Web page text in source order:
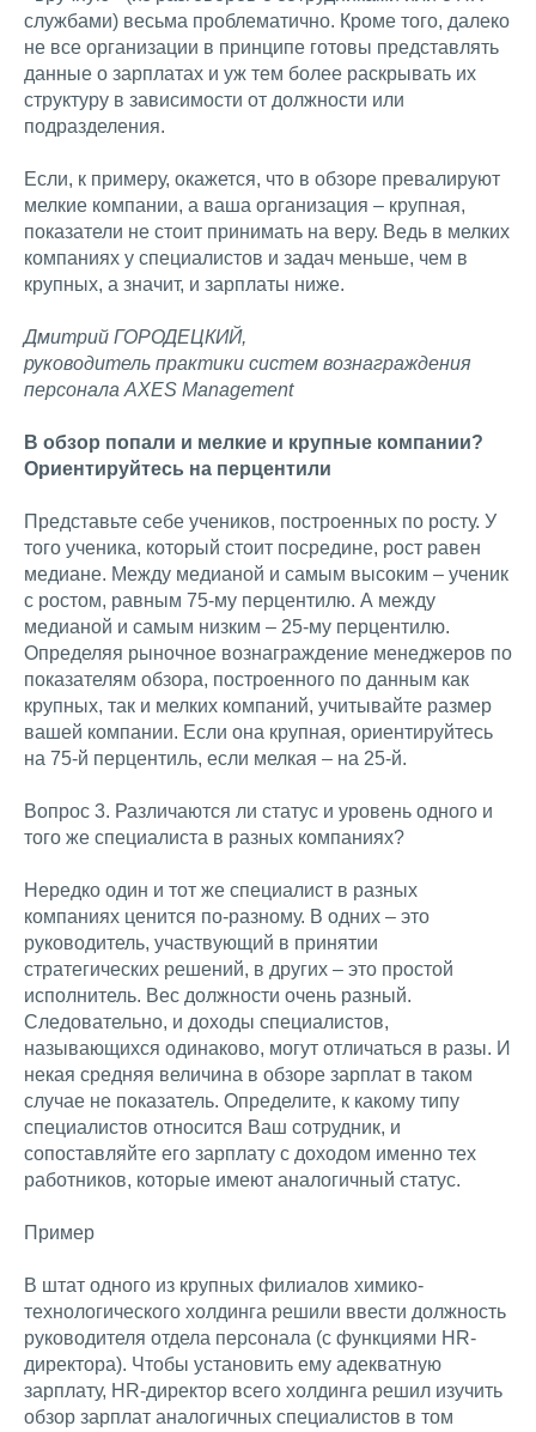
службами) весьма проблематично. Кроме того, далеко
не все организации в принципе готовы представлять
данные о зарплатах и уж тем более раскрывать их
структуру в зависимости от должности или
подразделения.
Если, к примеру, окажется, что в обзоре превалируют
мелкие компании, а ваша организация – крупная,
показатели не стоит принимать на веру. Ведь в мелких
компаниях у специалистов и задач меньше, чем в
крупных, а значит, и зарплаты ниже.
Дмитрий ГОРОДЕЦКИЙ,
руководитель практики систем вознаграждения
персонала AXES Management
В обзор попали и мелкие и крупные компании?
Ориентируйтесь на перцентили
Представьте себе учеников, построенных по росту. У
того ученика, который стоит посредине, рост равен
медиане. Между медианой и самым высоким – ученик
с ростом, равным 75-му перцентилю. А между
медианой и самым низким – 25-му перцентилю.
Определяя рыночное вознаграждение менеджеров по
показателям обзора, построенного по данным как
крупных, так и мелких компаний, учитывайте размер
вашей компании. Если она крупная, ориентируйтесь
на 75-й перцентиль, если мелкая – на 25-й.
Вопрос 3. Различаются ли статус и уровень одного и
того же специалиста в разных компаниях?
Нередко один и тот же специалист в разных
компаниях ценится по-разному. В одних – это
руководитель, участвующий в принятии
стратегических решений, в других – это простой
исполнитель. Вес должности очень разный.
Следовательно, и доходы специалистов,
называющихся одинаково, могут отличаться в разы. И
некая средняя величина в обзоре зарплат в таком
случае не показатель. Определите, к какому типу
специалистов относится Ваш сотрудник, и
сопоставляйте его зарплату с доходом именно тех
работников, которые имеют аналогичный статус.
Пример
В штат одного из крупных филиалов химико-
технологического холдинга решили ввести должность
руководителя отдела персонала (с функциями HR-
директора). Чтобы установить ему адекватную
зарплату, HR-директор всего холдинга решил изучить
обзор зарплат аналогичных специалистов в том